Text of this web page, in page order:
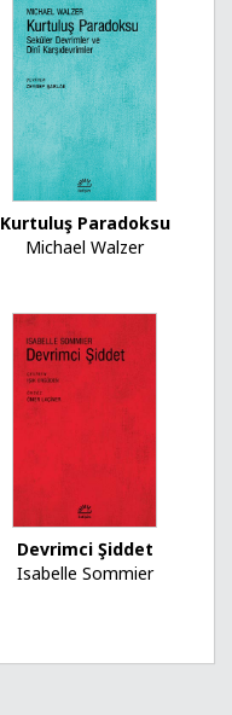
Kurtuluş Paradoksu
Michael Walzer
Devrimci Şiddet
Isabelle Sommier